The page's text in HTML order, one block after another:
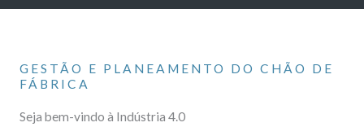
GESTÃO E PLANEAMENTO DO CHÃO DE
FÁBRICA
Seja bem-vindo à Indústria 4.0